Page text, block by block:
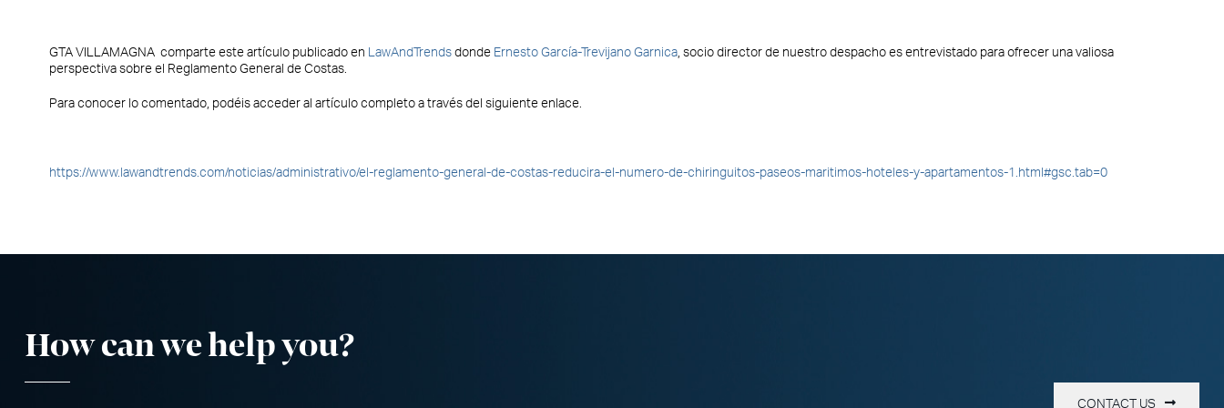
GTA VILLAMAGNA comparte este artículo publicado en LawAndTrendsdonde Ernesto García-Trevijano Garnica, socio director de nuestro despacho es entrevistado para ofrecer una valiosa
perspectiva sobre el Reglamento General de Costas.
Para conocer lo comentado, podéis acceder al artículo completo a través del siguiente enlace.
https://www.lawandtrends.com/noticias/administrativo/el-reglamento-general-de-costas-reducira-el-numero-de-chiringuitos-paseos-maritimos-hoteles-y-apartamentos-1.html#gsc.tab=0
How can we help you?
CONTACT US